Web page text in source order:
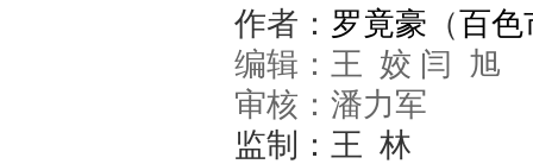
作者： 罗竟豪 （百色
编辑：王 姣 闫 旭
审核：潘力军
监制：王 林